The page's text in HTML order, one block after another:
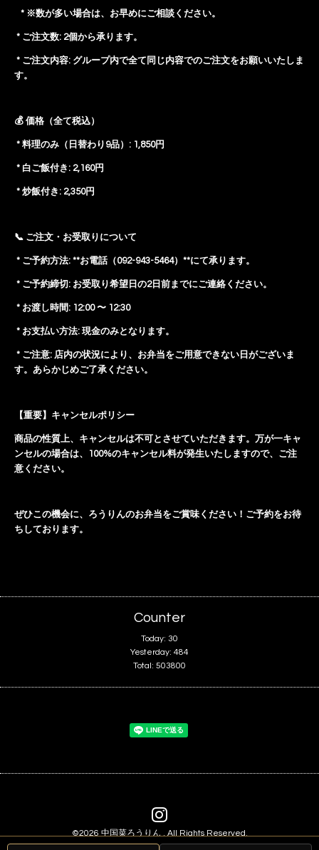
* ※数が多い場合は、お早めにご相談ください。
* ご注文数: 2個から承ります。
* ご注文内容: グループ内で全て同じ内容でのご注文をお願いいたしま
す。
💰 価格（全て税込）
* 料理のみ（日替わり9品）: 1,850円
* 白ご飯付き: 2,160円
* 炒飯付き: 2,350円
📞 ご注文・お受取りについて
* ご予約方法: **お電話（092-943-5464）**にて承ります。
* ご予約締切: お受取り希望日の2日前までにご連絡ください。
* お渡し時間: 12:00 〜 12:30
* お支払い方法: 現金のみとなります。
* ご注意: 店内の状況により、お弁当をご用意できない日がございま
す。あらかじめご了承ください。
【重要】キャンセルポリシー
商品の性質上、キャンセルは不可とさせていただきます。万が一キャ
ンセルの場合は、100%のキャンセル料が発生いたしますので、ご注
意ください。
ぜひこの機会に、ろうりんのお弁当をご賞味ください！ご予約をお待
ちしております。
Counter
Today: 30
Yesterday: 484
Total: 503800
©2026 中国菜ろうりん . All Rights Reserved.